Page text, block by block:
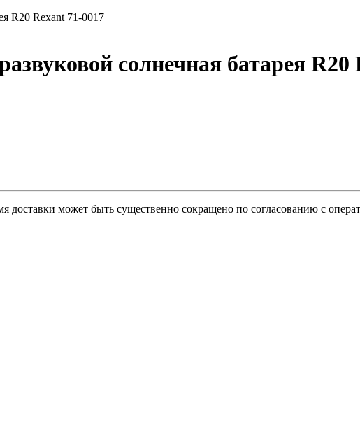
солнечная батарея R20
доставки может быть существенно сокращено по согласованию с